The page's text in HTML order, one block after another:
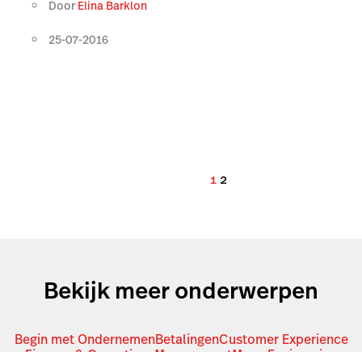
Door Elina Barklon
25-07-2016
1 2
Bekijk meer onderwerpen
Begin met OndernemenBetalingenCustomer Experience